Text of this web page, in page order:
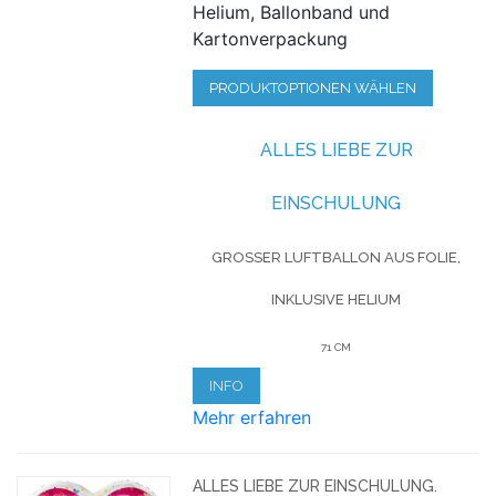
Helium, Ballonband und
Kartonverpackung
PRODUKTOPTIONEN WÄHLEN
ALLES LIEBE ZUR
EINSCHULUNG
GROSSER LUFTBALLON AUS FOLIE, I
NKLUSIVE HELIUM
71 CM
INFO
Mehr erfahren
ALLES LIEBE ZUR EINSCHULUNG.